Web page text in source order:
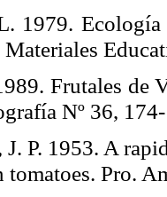
1979.
Frutales de
Nº 36,
P. 1953. A
tomatoes. Pro.